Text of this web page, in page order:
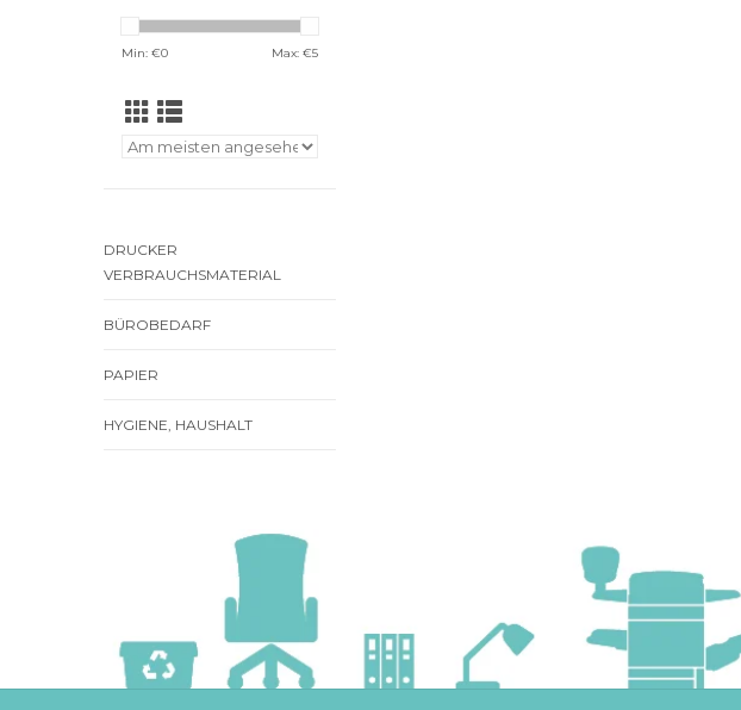
Min: €0 Max: €5
DRUCKER
VERBRAUCHSMATERIAL
BÜROBEDARF
PAPIER
HYGIENE, HAUSHALT